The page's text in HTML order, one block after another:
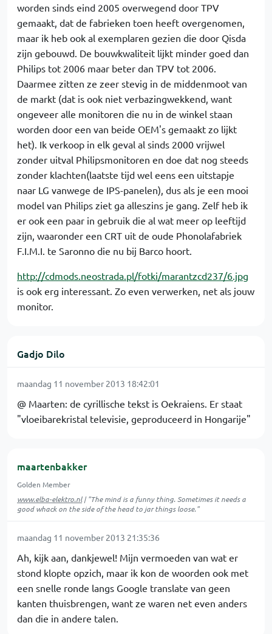
worden sinds eind 2005 overwegend door TPV
gemaakt, dat de fabrieken toen heeft overgenomen,
maar ik heb ook al exemplaren gezien die door Qisda
zijn gebouwd. De bouwkwaliteit lijkt minder goed dan
Philips tot 2006 maar beter dan TPV tot 2006.
Daarmee zitten ze zeer stevig in de middenmoot van
de markt (dat is ook niet verbazingwekkend, want
ongeveer alle monitoren die nu in de winkel staan
worden door een van beide OEM's gemaakt zo lijkt
het). Ik verkoop in elk geval al sinds 2000 vrijwel
zonder uitval Philipsmonitoren en doe dat nog steeds
zonder klachten(laatste tijd wel eens een uitstapje
naar LG vanwege de IPS-panelen), dus als je een mooi
model van Philips ziet ga alleszins je gang. Zelf heb ik
er ook een paar in gebruik die al wat meer op leeftijd
zijn, waaronder een CRT uit de oude Phonolafabriek
F.I.M.I. te Saronno die nu bij Barco hoort.
http://cdmods.neostrada.pl/fotki/marantzcd237/6.jpg
is ook erg interessant. Zo even verwerken, net als jouw
monitor.
Gadjo Dilo
maandag 11 november 2013 18:42:01
@ Maarten: de cyrillische tekst is Oekraiens. Er staat
"vloeibarekristal televisie, geproduceerd in Hongarije"
maartenbakker
Golden Member
www.elba-elektro.nl| "The mind is a funny thing. Sometimes it needs a
good whack on the side of the head to jar things loose."
maandag 11 november 2013 21:35:36
Ah, kijk aan, dankjewel! Mijn vermoeden van wat er
stond klopte opzich, maar ik kon de woorden ook met
een snelle ronde langs Google translate van geen
kanten thuisbrengen, want ze waren net even anders
dan die in andere talen.